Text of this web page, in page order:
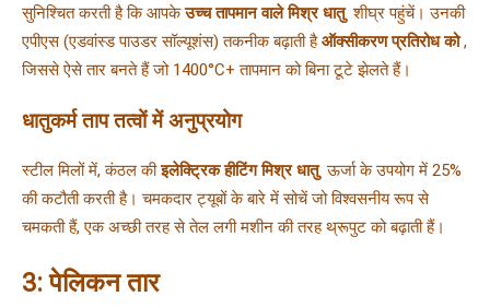
सुनिश्चित करती है कि आपके उच्च तापमान वाले मिश्र धातु शीघ्र पहुंचें। उनकी
एपीएस (एडवांस्ड पाउडर सॉल्यूशंस) तकनीक बढ़ाती है ऑक्सीकरण प्रतिरोध को ,
जिससे ऐसे तार बनते हैं जो 1400°C+ तापमान को बिना टूटे झेलते हैं।
धातुकर्म ताप तत्वों में अनुप्रयोग
स्टील मिलों में, कंठल की इलेक्ट्रिक हीटिंग मिश्र धातु ऊर्जा के उपयोग में 25%
की कटौती करती है। चमकदार ट्यूबों के बारे में सोचें जो विश्वसनीय रूप से
चमकती हैं, एक अच्छी तरह से तेल लगी मशीन की तरह थ्रूपुट को बढ़ाती हैं।
3: पेलिकन तार